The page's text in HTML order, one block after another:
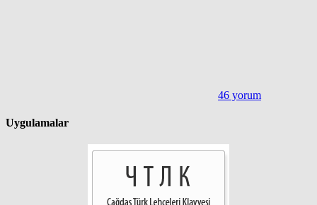
46 yorum
Uygulamalar